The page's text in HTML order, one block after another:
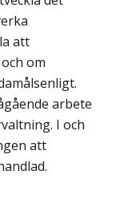
att
om
arbete
I och
att